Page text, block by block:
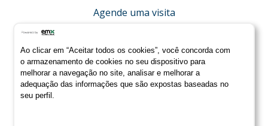
Agende uma visita
Condições especiais
Ao clicar em “Aceitar todos os cookies”, você concorda com
o armazenamento de cookies no seu dispositivo para
melhorar a navegação no site, analisar e melhorar a
adequação das informações que são expostas baseadas no
seu perfil.